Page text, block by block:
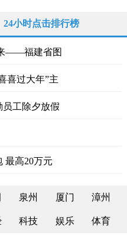
24小时点击排行榜
——福建省图
喜过大年”主
工除夕放假
最高20万元
泉州 厦门 漳州
科技 娱乐 体育